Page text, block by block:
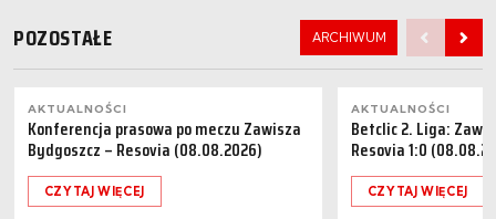
POZOSTAŁE ARCHIWUM
AKTUALNOŚCI
Konferencja prasowa po meczu Zawisza
Bydgoszcz – Resovia (08.08.2026)
CZYTAJ WIĘCEJ
AKTUALNOŚCI
Betclic 2. Liga:
Resovia 1:0
CZYTAJ WIĘCEJ